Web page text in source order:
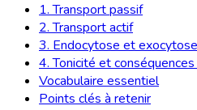
1. Transport passif
2. Transport actif
3. Endocytose et exocytose
4. Tonicité et
Vocabulaire essentiel
Points clés à retenir